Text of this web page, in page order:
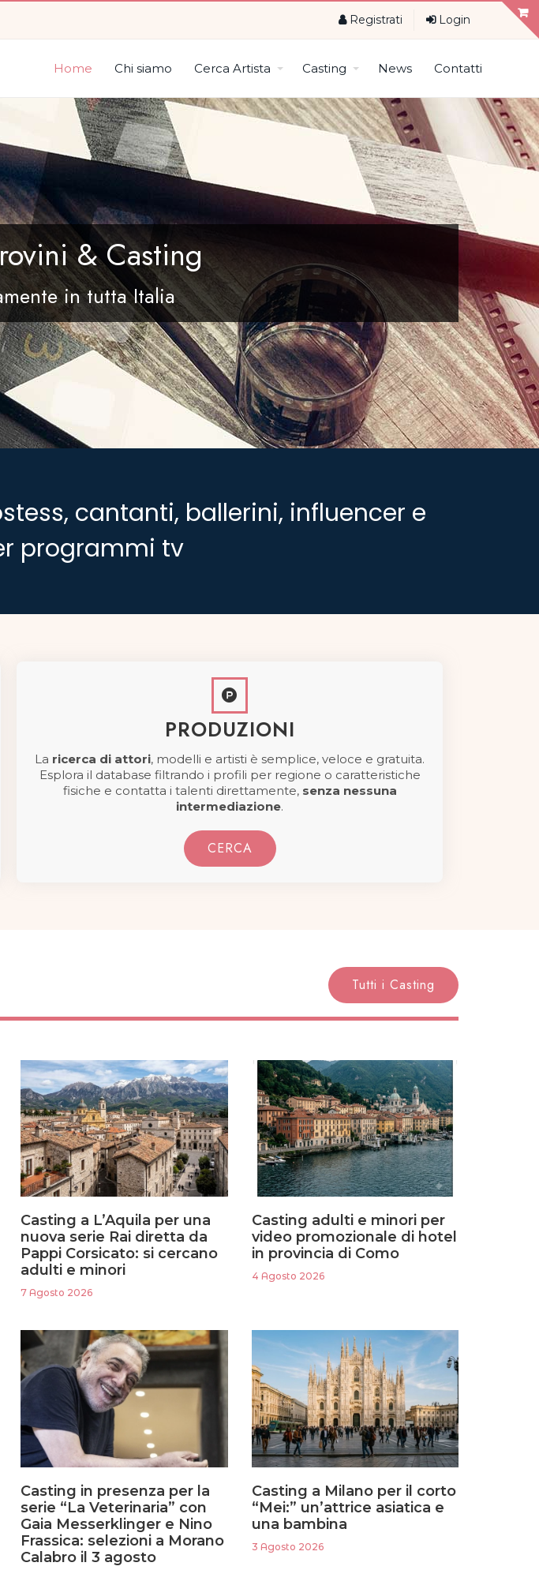
Registrati Login
Home Chi siamo Cerca Artista Casting News Contatti
& Casting
in tutta Italia
cantanti, ballerini, influencer e
programmi tv​
PRODUZIONI
La ricerca di attori, modelli e artisti è semplice, veloce e gratuita.
Esplora il database filtrando i profili per regione o caratteristiche
fisiche e contatta i talenti direttamente, senza nessuna
intermediazione.
CERCA
Tutti i Casting
Casting a L’Aquila per una
nuova serie Rai diretta da
Pappi Corsicato: si cercano
adulti e minori
7 Agosto 2026
Casting adulti e minori per
video promozionale di hotel
in provincia di Como
4 Agosto 2026
Casting in presenza per la
serie “La Veterinaria” con
Gaia Messerklinger e Nino
Frassica: selezioni a Morano
Calabro il 3 agosto
Casting a Milano per il corto
“Mei:” un’attrice asiatica e
una bambina
3 Agosto 2026